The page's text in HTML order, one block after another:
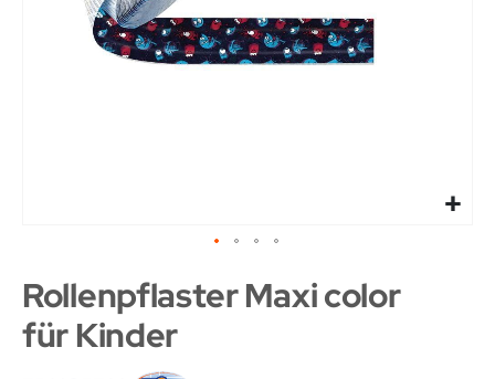
Rollenpflaster Maxi color
für Kinder